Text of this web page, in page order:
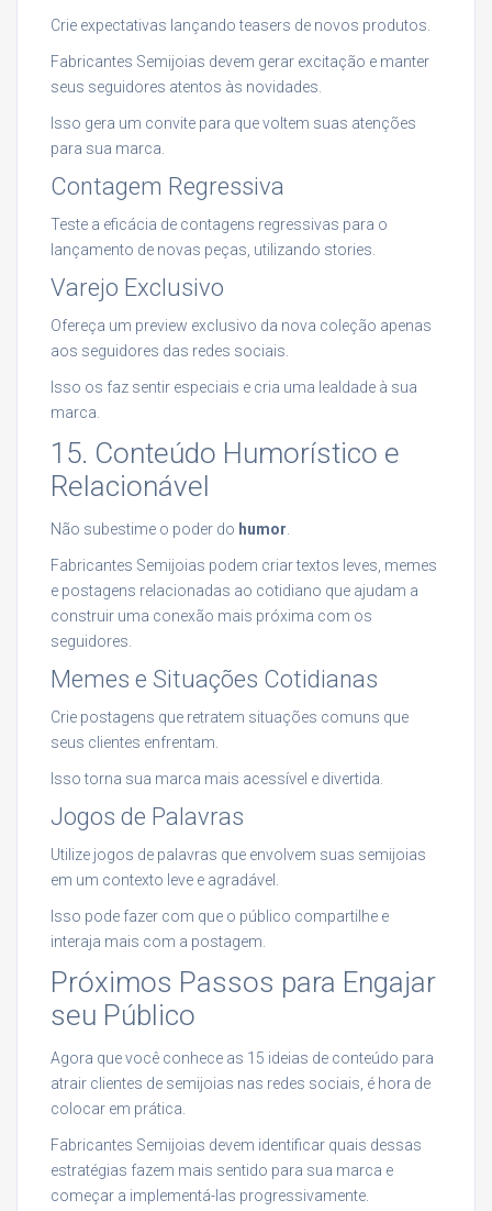
Crie expectativas lançando teasers de novos produtos.
Fabricantes Semijoias devem gerar excitação e manter
seus seguidores atentos às novidades.
Isso gera um convite para que voltem suas atenções
para sua marca.
Contagem Regressiva
Teste a eficácia de contagens regressivas para o
lançamento de novas peças, utilizando stories.
Varejo Exclusivo
Ofereça um preview exclusivo da nova coleção apenas
aos seguidores das redes sociais.
Isso os faz sentir especiais e cria uma lealdade à sua
marca.
15. Conteúdo Humorístico e
Relacionável
Não subestime o poder do humor
Fabricantes Semijoias podem criar textos leves, memes
e postagens relacionadas ao cotidiano que ajudam a
construir uma conexão mais próxima com os
seguidores.
Memes e Situações Cotidianas
Crie postagens que retratem situações comuns que
seus clientes enfrentam.
Isso torna sua marca mais acessível e divertida.
Jogos de Palavras
Utilize jogos de palavras que envolvem suas semijoias
em um contexto leve e agradável.
Isso pode fazer com que o público compartilhe e
interaja mais com a postagem.
Próximos Passos para Engajar
seu Público
Agora que você conhece as 15 ideias de conteúdo para
atrair clientes de semijoias nas redes sociais, é hora de
colocar em prática.
Fabricantes Semijoias devem identificar quais dessas
estratégias fazem mais sentido para sua marca e
começar a implementá-las progressivamente.